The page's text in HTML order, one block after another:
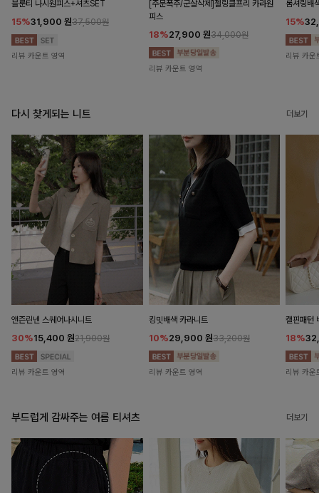
블룬티 나시원피스+셔츠SET
15%31,900 원37,500원
리뷰 카운트 영역
[주문폭주/군살삭제]젤링클프리 카라원
피스
18%27,900 원34,000원
리뷰 카운트 영역
롬셔링배
15%
리뷰 카운
다시 찾게되는 니트 더보기
앤즌린넨 스퀘어나시니트
30%15,400 원21,900원
리뷰 카운트 영역
킹밋배색 카라니트
10%29,900 원33,200원
리뷰 카운트 영역
캘핀패턴
18%
리뷰 카운
부드럽게 감싸주는 여름 티셔츠 더보기